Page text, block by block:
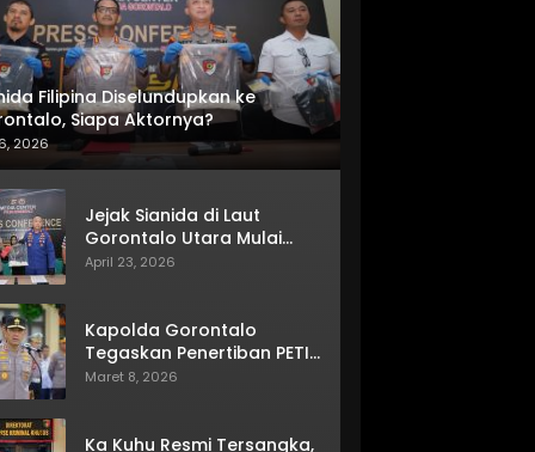
Filipina Diselundupkan ke
Siapa Aktornya?
2026
Jejak Sianida di Laut
Gorontalo Utara Mulai
Terkuak
April 23, 2026
Kapolda Gorontalo
Tegaskan Penertiban PETI
Terus Berjalan
Maret 8, 2026
Ka Kuhu Resmi Tersangka,